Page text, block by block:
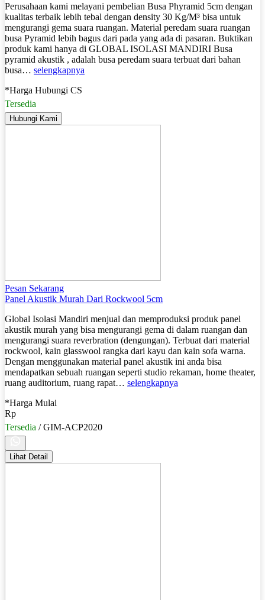
Perusahaan kami melayani pembelian Busa Phyramid 5cm dengan
kualitas terbaik lebih tebal dengan density 30 Kg/M³ bisa untuk
mengurangi gema suara ruangan. Material peredam suara ruangan
busa Pyramid lebih bagus dari pada yang ada di pasaran. Buktikan
produk kami hanya di GLOBAL ISOLASI MANDIRI Busa
pyramid akustik , adalah busa peredam suara terbuat dari bahan
busa… selengkapnya
*Harga Hubungi CS
Tersedia
Hubungi Kami
Pesan Sekarang
Panel Akustik Murah Dari Rockwool 5cm
Global Isolasi Mandiri menjual dan memproduksi produk panel
akustik murah yang bisa mengurangi gema di dalam ruangan dan
mengurangi suara reverbration (dengungan). Terbuat dari material
rockwool, kain glasswool rangka dari kayu dan kain sofa warna.
Dengan menggunakan material panel akustik ini anda bisa
mendapatkan sebuah ruangan seperti studio rekaman, home theater,
ruang auditorium, ruang rapat… selengkapnya
*Harga Mulai
Rp
Tersedia / GIM-ACP2020
Lihat Detail